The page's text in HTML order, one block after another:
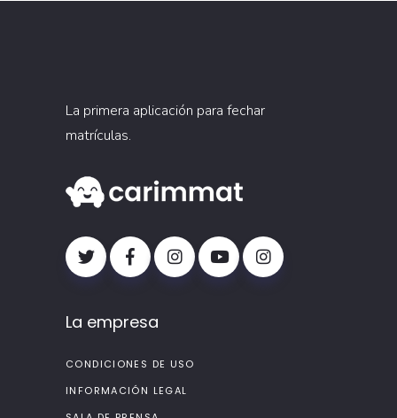
La primera aplicación para fechar
matrículas.
La empresa
CONDICIONES DE USO
INFORMACIÓN LEGAL